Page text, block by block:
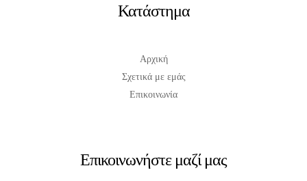
Κατάστημα
Αρχική
Σχετικά με εμάς
Επικοινωνία
Επικοινωνήστε μαζί μας